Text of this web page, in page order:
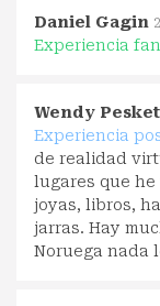
Daniel Gagin
Experiencia
Wendy
Experiencia
de realidad
lugares que he
joyas, libros,
jarras. Hay
Noruega nada